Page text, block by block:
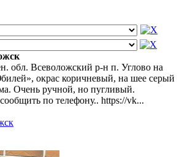
обл. Всеволожский р-н п. Углово на
окрас коричневый, на шее серый
Очень ручной, но пугливый.
по телефону.. https://vk...